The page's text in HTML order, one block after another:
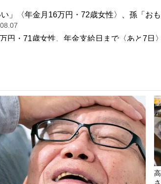
」〈年金月16万円・72歳女性〉、孫「お
円・71歳女性、年金支給日まで〈あと7日